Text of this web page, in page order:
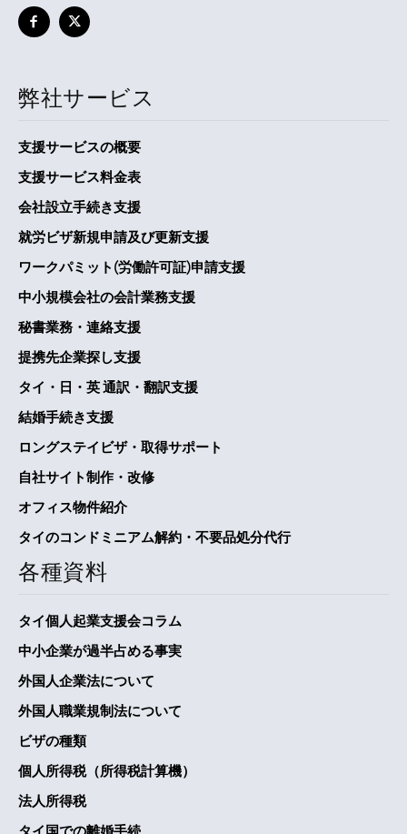
弊社サービス
支援サービスの概要
支援サービス料金表
会社設立手続き支援
就労ビザ新規申請及び更新支援
ワークパミット(労働許可証)申請支援
中小規模会社の会計業務支援
秘書業務・連絡支援
提携先企業探し支援
タイ・日・英 通訳・翻訳支援
結婚手続き支援
ロングステイビザ・取得サポート
自社サイト制作・改修
オフィス物件紹介
タイのコンドミニアム解約・不要品処分代行
各種資料
タイ個人起業支援会コラム
中小企業が過半占める事実
外国人企業法について
外国人職業規制法について
ビザの種類
個人所得税（所得税計算機）
法人所得税